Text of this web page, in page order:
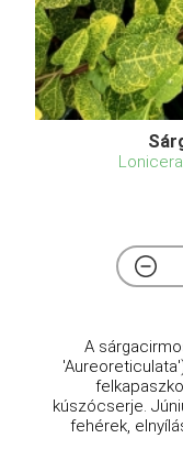
A
kúszócserje.
fehérek,